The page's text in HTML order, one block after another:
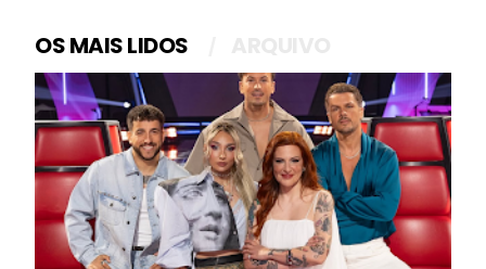
OS MAIS LIDOS